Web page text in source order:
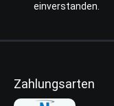
einverstanden.
Zahlungsarten